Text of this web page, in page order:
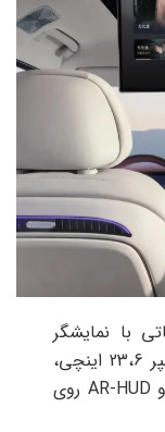
با نمایشگر
مرکزی 12،8 اینچی اولد خمیده، پشت‌آمپر 23،6 اینچی،
نمایشگر اختصاصی برای سرنشین جلو و AR-HUD روی